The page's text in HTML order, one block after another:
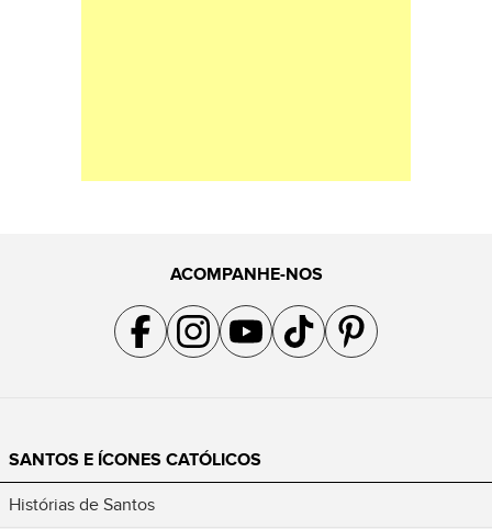
ACOMPANHE-NOS
Acompanhe a gente no Facebook
Acompanhe a gente no Instagram
Acompanhe a gente no YouTube
Acompanhe a gente no TikTok
Acompanhe a gente no
SANTOS E ÍCONES CATÓLICOS
Histórias de Santos